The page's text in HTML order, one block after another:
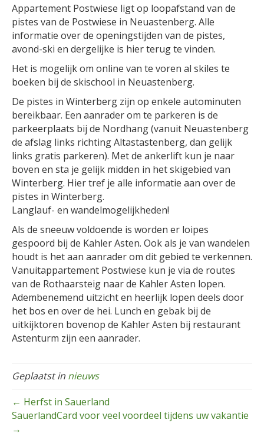
Appartement Postwiese ligt op loopafstand van de
pistes van de Postwiese in Neuastenberg. Alle
informatie over de openingstijden van de pistes,
avond-ski en dergelijke is hier terug te vinden.
Het is mogelijk om online van te voren al skiles te
boeken bij de skischool in Neuastenberg.
De pistes in Winterberg zijn op enkele autominuten
bereikbaar. Een aanrader om te parkeren is de
parkeerplaats bij de Nordhang (vanuit Neuastenberg
de afslag links richting Altastastenberg, dan gelijk
links gratis parkeren). Met de ankerlift kun je naar
boven en sta je gelijk midden in het skigebied van
Winterberg. Hier tref je alle informatie aan over de
pistes in Winterberg.
Langlauf- en wandelmogelijkheden!
Als de sneeuw voldoende is worden er loipes
gespoord bij de Kahler Asten. Ook als je van wandelen
houdt is het aan aanrader om dit gebied te verkennen.
Vanuitappartement Postwiese kun je via de routes
van de Rothaarsteig naar de Kahler Asten lopen.
Adembenemend uitzicht en heerlijk lopen deels door
het bos en over de hei. Lunch en gebak bij de
uitkijktoren bovenop de Kahler Asten bij restaurant
Astenturm zijn een aanrader.
Geplaatst in nieuws
← Herfst in Sauerland
SauerlandCard voor veel voordeel tijdens uw vakantie
→